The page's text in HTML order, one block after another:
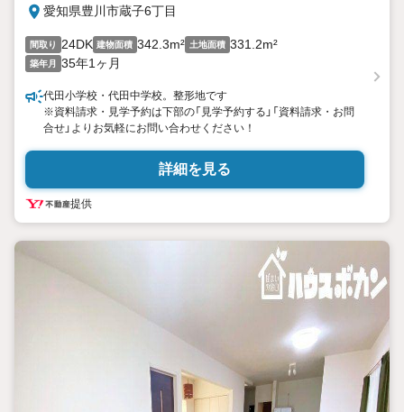
愛知県豊川市蔵子6丁目
間取り 24DK 建物面積 342.3m² 土地面積 331.2m²
築年月 35年1ヶ月
代田小学校・代田中学校。整形地です
※資料請求・見学予約は下部の「見学予約する」「資料請求・お問
合せ」よりお気軽にお問い合わせください！
詳細を見る
提供